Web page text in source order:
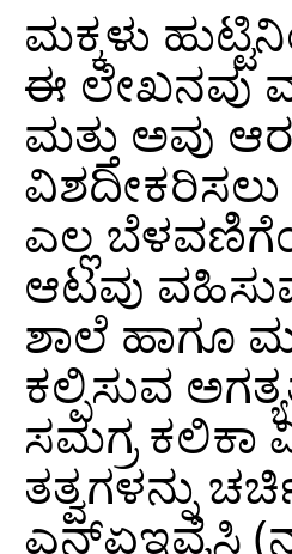
ಮಕ್ಕಳು
ಈ ಲೇಖನವು
ಮತ್ತು ಅವು
ವಿಶದೀಕರಿಸಲು
ಎಲ್ಲ ಬೆಳವಣಿಗೆಯ
ಆಟವು
ಶಾಲೆ ಹಾಗೂ
ಕಲ್ಪಿಸುವ
ಸಮಗ್ರ ಕಲಿಕಾ
ತತ್ವಗಳನ್ನು
ಎನ್‌ಏಇವೈಸಿ